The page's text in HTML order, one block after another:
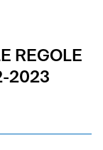
REGOLE
2023